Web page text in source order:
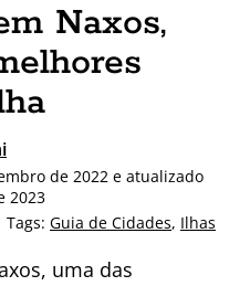
Naxos,
de 2022 e atualizado
2023
Tags: Guia de Cidades, Ilhas
uma das